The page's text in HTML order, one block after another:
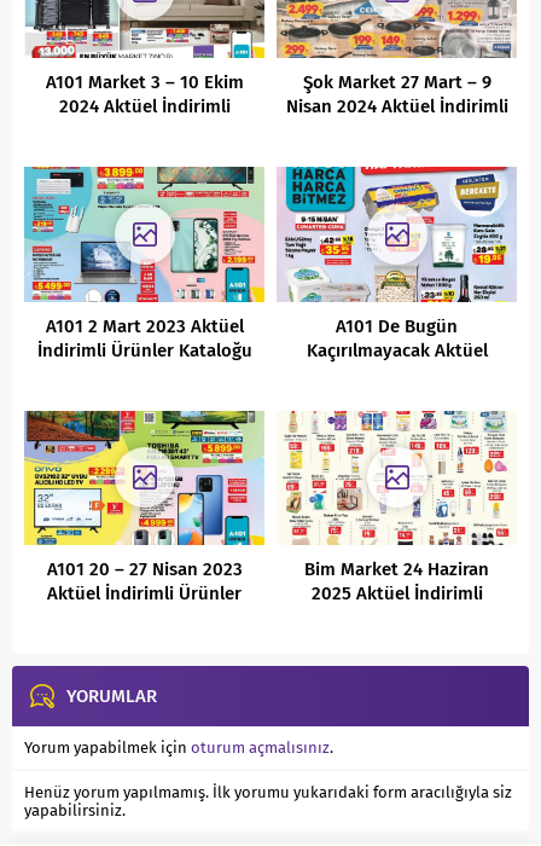
A101 Market 3 – 10 Ekim
2024 Aktüel İndirimli
Şok Market 27 Mart – 9
Nisan 2024 Aktüel İndirimli
A101 2 Mart 2023 Aktüel
İndirimli Ürünler Kataloğu
A101 De Bugün
Kaçırılmayacak Aktüel
A101 20 – 27 Nisan 2023
Aktüel İndirimli Ürünler
Bim Market 24 Haziran
2025 Aktüel İndirimli
YORUMLAR
Yorum yapabilmek için oturum açmalısınız.
Henüz yorum yapılmamış. İlk yorumu yukarıdaki form aracılığıyla siz
yapabilirsiniz.